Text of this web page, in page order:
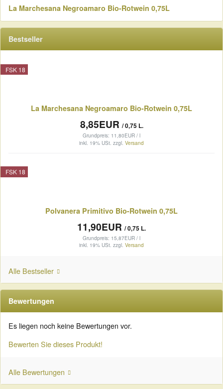
La Marchesana Negroamaro Bio-Rotwein 0,75L
Bestseller
FSK 18
La Marchesana Negroamaro Bio-Rotwein 0,75L
8,85EUR / 0,75 L.
Grundpreis: 11,80EUR / l
inkl. 19% USt. zzgl. Versand
FSK 18
Polvanera Primitivo Bio-Rotwein 0,75L
11,90EUR / 0,75 L.
Grundpreis: 15,87EUR / l
inkl. 19% USt. zzgl. Versand
Alle Bestseller
Bewertungen
Es liegen noch keine Bewertungen vor.
Bewerten Sie dieses Produkt!
Alle Bewertungen